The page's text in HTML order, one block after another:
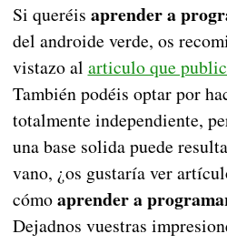
Si queréis aprender a
del androide verde, os
vistazo al articulo que
También podéis optar por
totalmente independiente,
una base solida puede
vano, ¿os gustaría ver
cómoaprender a
Dejadnos vuestras